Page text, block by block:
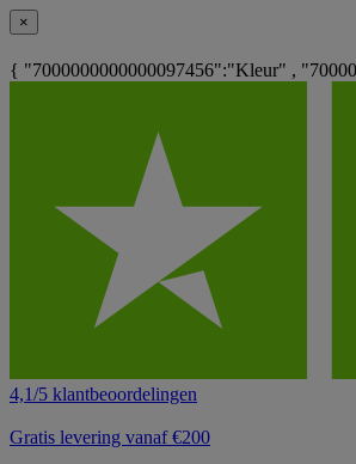
×
{ "7000000000000097456":"Kleur" ,
4,1/5 klantbeoordelingen
Gratis levering vanaf €200